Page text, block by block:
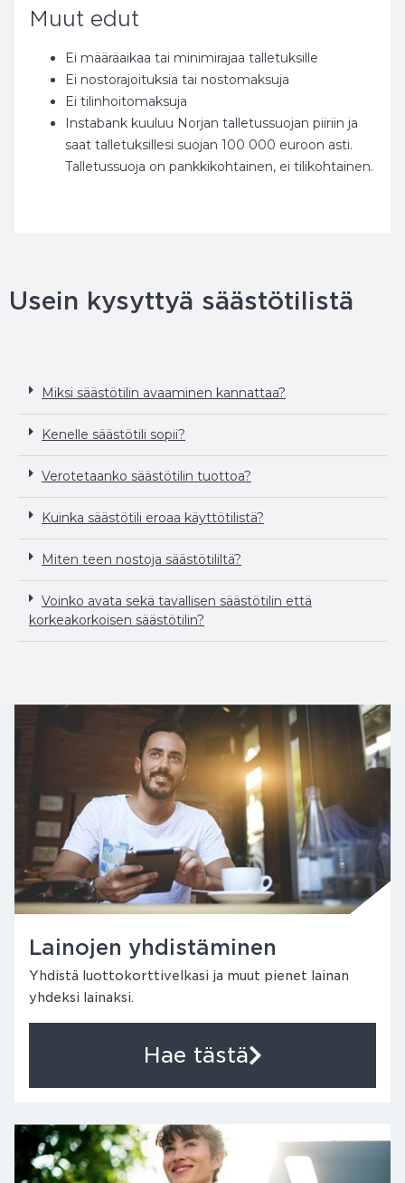
Muut edut
Ei määräaikaa tai minimirajaa talletuksille
Ei nostorajoituksia tai nostomaksuja
Ei tilinhoitomaksuja
Instabank kuuluu Norjan talletussuojan piiriin ja
saat talletuksillesi suojan 100 000 euroon asti.
Talletussuoja on pankkikohtainen, ei tilikohtainen.
Usein kysyttyä säästötilistä
Miksi säästötilin avaaminen kannattaa?
Kenelle säästötili sopii?
Verotetaanko säästötilin tuottoa?
Kuinka säästötili eroaa käyttötilistä?
Miten teen nostoja säästötililtä?
Voinko avata sekä tavallisen säästötilin että
korkeakorkoisen säästötilin?
Lainojen yhdistäminen
Yhdistä luottokorttivelkasi ja muut pienet lainan
yhdeksi lainaksi.
Hae tästä